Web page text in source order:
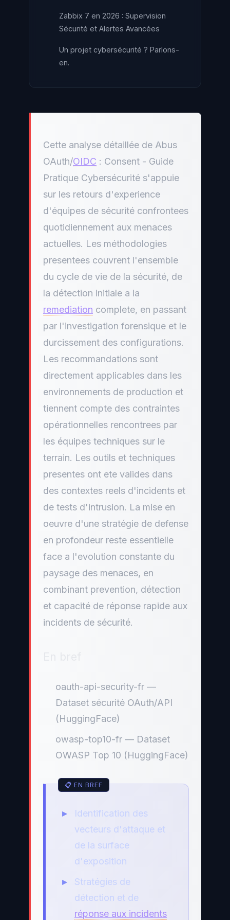
Zabbix 7 en 2026 : Supervision
Sécurité et Alertes Avancées
Un projet cybersécurité ? Parlons-
en.
Cette analyse détaillée de Abus
OAuth/OIDC : Consent - Guide
Pratique Cybersécurité s'appuie
sur les retours d'experience
d'équipes de sécurité confrontees
quotidiennement aux menaces
actuelles. Les méthodologies
presentees couvrent l'ensemble
du cycle de vie de la sécurité, de
la détection initiale a la
remediation complete, en passant
par l'investigation forensique et le
durcissement des configurations.
Les recommandations sont
directement applicables dans les
environnements de production et
tiennent compte des contraintes
opérationnelles rencontrees par
les équipes techniques sur le
terrain. Les outils et techniques
presentes ont ete valides dans
des contextes reels d'incidents et
de tests d'intrusion. La mise en
oeuvre d'une stratégie de defense
en profondeur reste essentielle
face a l'evolution constante du
paysage des menaces, en
combinant prevention, détection
et capacité de réponse rapide aux
incidents de sécurité.
oauth-api-security-fr —
Dataset sécurité OAuth/API
(HuggingFace)
owasp-top10-fr — Dataset
OWASP Top 10 (HuggingFace)
Identification des
vecteurs d'attaque et
de la surface
d'exposition
Stratégies de
détection et de
réponse aux incidents